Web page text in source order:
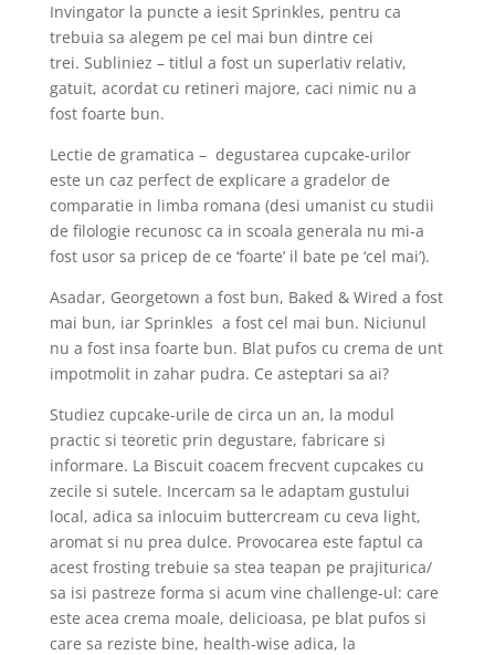
Invingator la puncte a iesit Sprinkles, pentru ca
trebuia sa alegem pe cel mai bun dintre cei
trei. Subliniez – titlul a fost un superlativ relativ,
gatuit, acordat cu retineri majore, caci nimic nu a
fost foarte bun.
Lectie de gramatica – degustarea cupcake-urilor
este un caz perfect de explicare a gradelor de
comparatie in limba romana (desi umanist cu studii
de filologie recunosc ca in scoala generala nu mi-a
fost usor sa pricep de ce ‘foarte’ il bate pe ‘cel mai’).
Asadar, Georgetown a fost bun, Baked & Wired a fost
mai bun, iar Sprinkles a fost cel mai bun. Niciunul
nu a fost insa foarte bun. Blat pufos cu crema de unt
impotmolit in zahar pudra. Ce asteptari sa ai?
Studiez cupcake-urile de circa un an, la modul
practic si teoretic prin degustare, fabricare si
informare. La Biscuit coacem frecvent cupcakes cu
zecile si sutele. Incercam sa le adaptam gustului
local, adica sa inlocuim buttercream cu ceva light,
aromat si nu prea dulce. Provocarea este faptul ca
acest frosting trebuie sa stea teapan pe prajiturica/
sa isi pastreze forma si acum vine challenge-ul: care
este acea crema moale, delicioasa, pe blat pufos si
care sa reziste bine, health-wise adica, la